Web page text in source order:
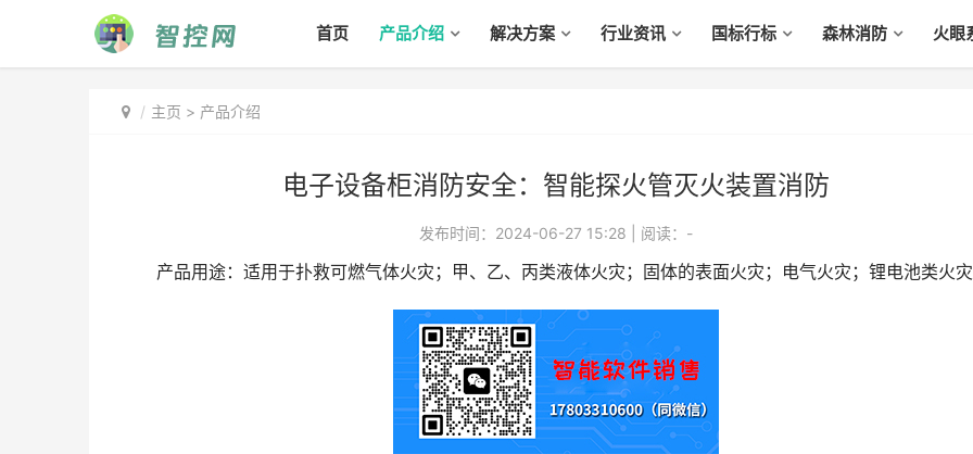
首页 产品介绍 解决方案 行业资讯 国标行标 森林消防 火眼
主页 > 产品介绍
电子设备柜消防安全：智能探火管灭火装置消防
发布时间：2024-06-27 15:28 阅读： -
产品用途：适用于扑救可燃气体火灾；甲、乙、丙类液体火灾；固体的表面火灾；电气火灾；锂电池类火